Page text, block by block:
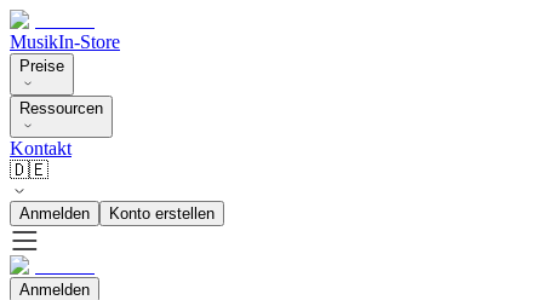
MusikIn-Store
Preise
Ressourcen
Kontakt
🇩🇪
Anmelden Konto erstellen
Anmelden